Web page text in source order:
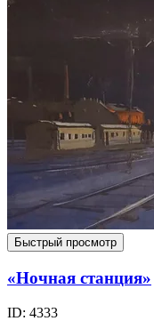
Быстрый просмотр
«Ночная станция»
ID: 4333